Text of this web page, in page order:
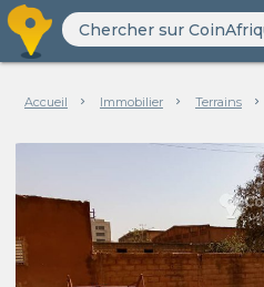
Accueil Immobilier Terrains